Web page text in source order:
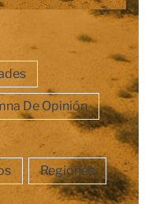
De Opinión
Regiones